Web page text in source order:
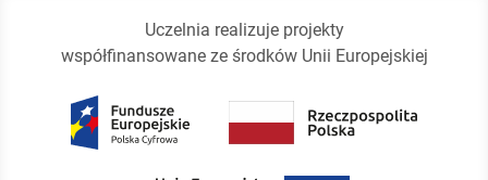
Uczelnia realizuje projekty
współfinansowane ze środków Unii Europejskiej